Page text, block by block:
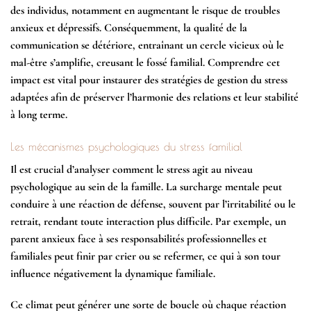
des individus, notamment en augmentant le risque de troubles
anxieux et dépressifs. Conséquemment, la qualité de la
communication se détériore, entraînant un cercle vicieux où le
mal-être s’amplifie, creusant le fossé familial. Comprendre cet
impact est vital pour instaurer des stratégies de gestion du stress
adaptées afin de préserver l’harmonie des relations et leur stabilité
à long terme.
Les mécanismes psychologiques du stress familial
Il est crucial d’analyser comment le stress agit au niveau
psychologique au sein de la famille. La surcharge mentale peut
conduire à une réaction de défense, souvent par l’irritabilité ou le
retrait, rendant toute interaction plus difficile. Par exemple, un
parent anxieux face à ses responsabilités professionnelles et
familiales peut finir par crier ou se refermer, ce qui à son tour
influence négativement la dynamique familiale.
Ce climat peut générer une sorte de boucle où chaque réaction